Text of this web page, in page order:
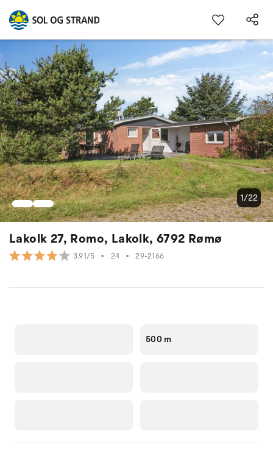
Lakolk 27, Romo, Lakolk, 6792 Rømø
3.91/5 • 24 • 29-2166
1/22
500 m